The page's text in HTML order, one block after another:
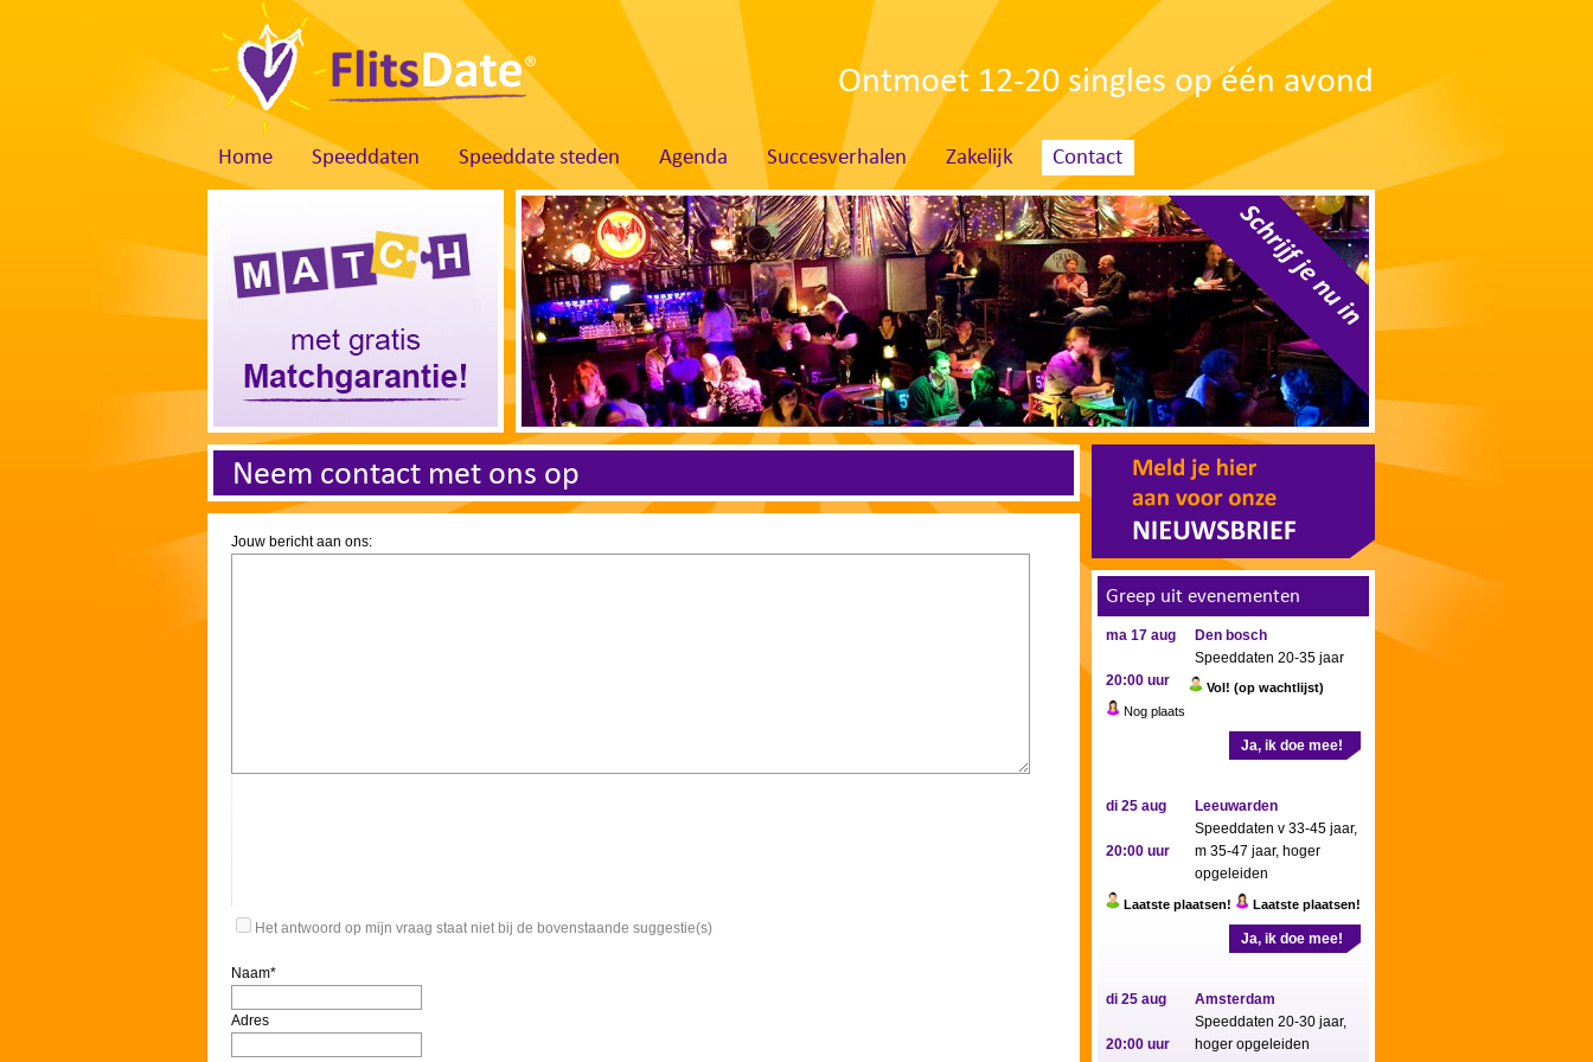
Ontmoet 12-20 singles op één avond
Home Speeddaten Speeddate steden Agenda Succesverhalen Zakelijk Contact
Neem contact met ons op
Jouw bericht aan ons:
Het antwoord op mijn vraag staat niet bij de bovenstaande suggestie(s)
Naam*
Adres
Greep uit evenementen
ma 17 aug
20:00 uur
Den bosch
Speeddaten 20-35 jaar
Vol! (op wachtlijst)
Nog plaats
Ja, ik doe mee!
di 25 aug
20:00 uur
Leeuwarden
Speeddaten v 33-45 jaar,
m 35-47 jaar, hoger
opgeleiden
Laatste plaatsen! Laatste plaatsen!
Ja, ik doe mee!
di 25 aug
20:00 uur
Amsterdam
Speeddaten 20-30 jaar,
hoger opgeleiden